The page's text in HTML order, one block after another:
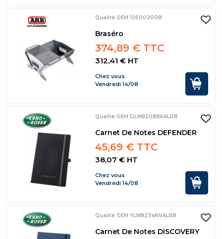
Qualité OEM 10500200B
Braséro
374,89 € TTC
312,41 € HT
Chez vous
Vendredi 14/08
Qualité OEM DLNB208BKALRB
Carnet De Notes DEFENDER
45,69 € TTC
38,07 € HT
Chez vous
Vendredi 14/08
Qualité OEM YLNB234NVALRB
Carnet De Notes DISCOVERY